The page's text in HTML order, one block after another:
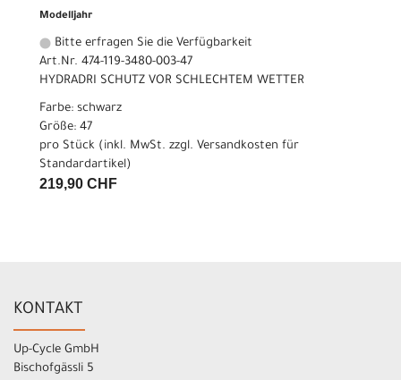
Modelljahr
Bitte erfragen Sie die Verfügbarkeit
Art.Nr. 474-119-3480-003-47
HYDRADRI SCHUTZ VOR SCHLECHTEM WETTER
Farbe: schwarz
Größe: 47
pro Stück (inkl. MwSt. zzgl. Versandkosten für
Standardartikel)
219,90 CHF
KONTAKT
Up-Cycle GmbH
Bischofgässli 5